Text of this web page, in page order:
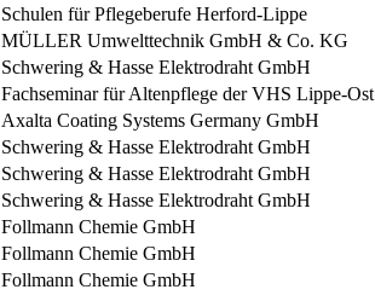
Schulen für Pflegeberufe Herford-Lippe
MÜLLER Umwelttechnik GmbH & Co. KG
Schwering & Hasse Elektrodraht GmbH
Fachseminar für Altenpflege der VHS Lippe-Ost
Axalta Coating Systems Germany GmbH
Schwering & Hasse Elektrodraht GmbH
Schwering & Hasse Elektrodraht GmbH
Schwering & Hasse Elektrodraht GmbH
Follmann Chemie GmbH
Follmann Chemie GmbH
Follmann Chemie GmbH